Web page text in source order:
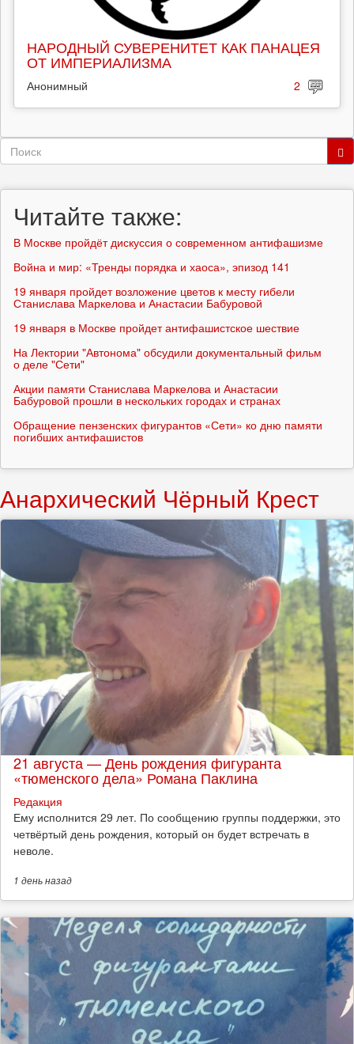
НАРОДНЫЙ СУВЕРЕНИТЕТ КАК ПАНАЦЕЯ
ОТ ИМПЕРИАЛИЗМА
Анонимный 2
Форма
Читайте также:
В Москве пройдёт дискуссия о современном антифашизме
Война и мир: «Тренды порядка и хаоса», эпизод 141
19 января пройдет возложение цветов к месту гибели
Станислава Маркелова и Анастасии Бабуровой
19 января в Москве пройдет антифашистское шествие
На Лектории "Автонома" обсудили документальный фильм
о деле "Сети"
Акции памяти Станислава Маркелова и Анастасии
Бабуровой прошли в нескольких городах и странах
Обращение пензенских фигурантов «Сети» ко дню памяти
погибших антифашистов
Анархический Чёрный Крест
21 августа — День рождения фигуранта
«тюменского дела» Романа Паклина
Редакция
Ему исполнится 29 лет. По сообщению группы поддержки, это
четвёртый день рождения, который он будет встречать в
неволе.
1 деньназад